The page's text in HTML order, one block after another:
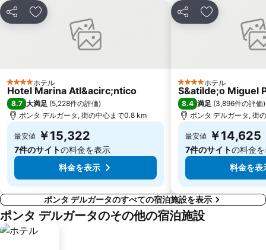
シェア お気に入りに追加
4 ホテルのランク
ホテル
Hotel Marina Atl&acirc;ntico
8.7 大満足 (5,228件の評価)
ポンタ デルガータ, 街の中心まで0.8 km
最安値 ￥15,322
7件のサイトの料金を表示
料金を表示
シェア お気に入りに
4 ホテルのランク
ホテル
S&atilde;o Miguel
8.4 満足 (3,896件の評価)
ポンタ デルガータ, 街
最安値 ￥14,625
7件のサイトの料金
料金を表
ポンタ デルガータのすべての宿泊施設を表示
ポンタ デルガータのその他の宿泊施設